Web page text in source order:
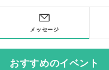
メッセージ
おすすめのイベント